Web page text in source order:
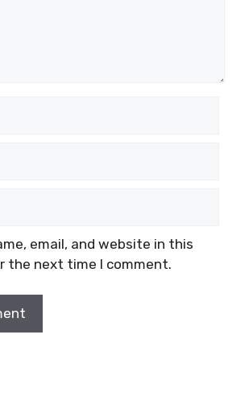
email, and website in this
the next time I comment.